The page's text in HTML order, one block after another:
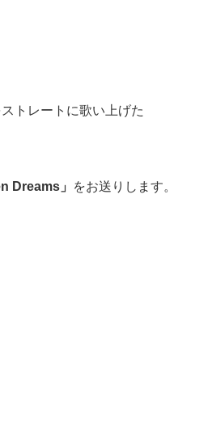
トレートに歌い上げた
Dreams」 をお送りします。